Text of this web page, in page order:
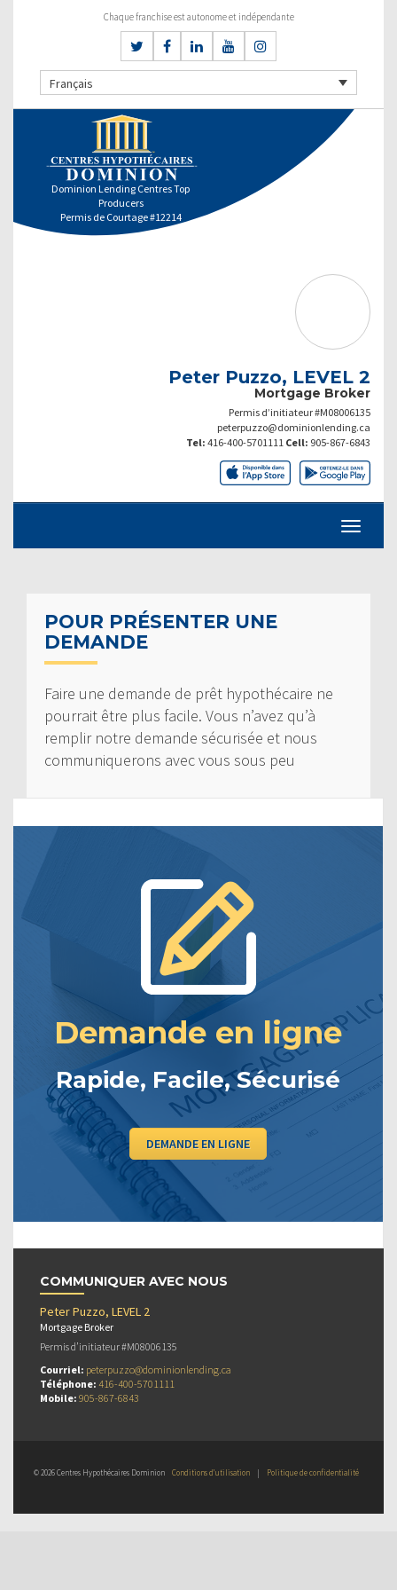
Chaque franchise est autonome et indépendante
Français
Dominion Lending Centres Top
Producers
Permis de Courtage #12214
Peter Puzzo, LEVEL 2
Mortgage Broker
Permis d’initiateur #M08006135
peterpuzzo@dominionlending.ca
Tel: 416-400-5701111 Cell: 905-867-6843
POUR PRÉSENTER UNE
DEMANDE
Faire une demande de prêt hypothécaire ne
pourrait être plus facile. Vous n’avez qu’à
remplir notre demande sécurisée et nous
communiquerons avec vous sous peu
Demande en ligne
Rapide, Facile, Sécurisé
DEMANDE EN LIGNE
COMMUNIQUER AVEC NOUS
Peter Puzzo, LEVEL 2
Mortgage Broker
Permis d’initiateur #M08006135
Courriel: peterpuzzo@dominionlending.ca
Téléphone: 416-400-5701111
Mobile: 905-867-6843
© 2026 Centres Hypothécaires Dominion Conditions d’utilisation | Politique de confidentialité